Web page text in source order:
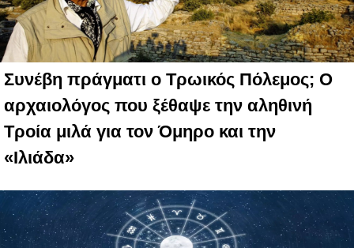
Συνέβη πράγματι ο Τρωικός Πόλεμος; Ο
αρχαιολόγος που ξέθαψε την αληθινή
Τροία μιλά για τον Όμηρο και την
«Ιλιάδα»